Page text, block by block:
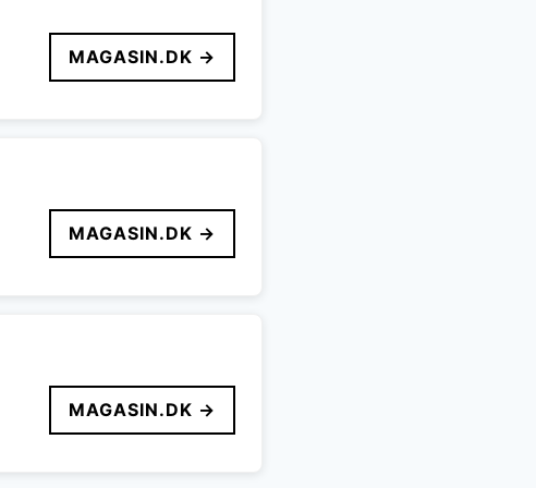
MAGASIN.DK →
MAGASIN.DK →
MAGASIN.DK →